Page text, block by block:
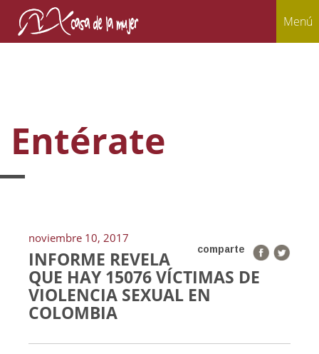
Menú
Entérate
noviembre 10, 2017
comparte
INFORME REVELA
QUE HAY 15076 VÍCTIMAS DE
VIOLENCIA SEXUAL EN
COLOMBIA